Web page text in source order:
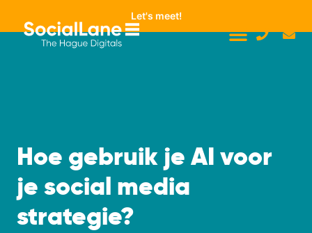
Let's meet!
Hoe gebruik je AI voor
je social media
strategie?